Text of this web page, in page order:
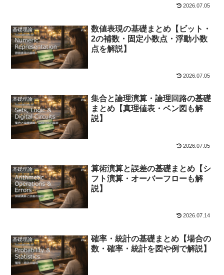
2026.07.05
基礎理論
数値表現の基礎まとめ【ビット・
2の補数・固定小数点・浮動小数
点を解説】
2026.07.05
基礎理論
集合と論理演算・論理回路の基礎
まとめ【真理値表・ベン図も解
説】
2026.07.05
基礎理論
算術演算と誤差の基礎まとめ【シ
フト演算・オーバーフローも解
説】
2026.07.14
基礎理論
確率・統計の基礎まとめ【場合の
数・確率・統計を図や例で解説】